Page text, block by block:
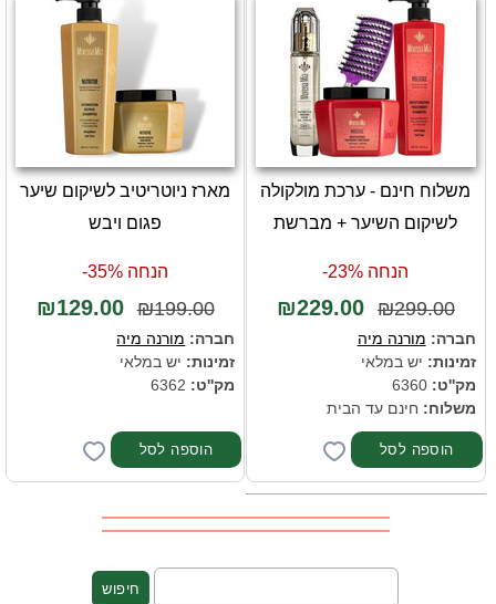
משלוח חינם - ערכת מולקולה
לשיקום השיער + מברשת
הנחה 23%-
₪299.00
₪229.00
חברה: מורנה מיה
זמינות: יש במלאי
מק''ט: 6360
משלוח: חינם עד הבית
מארז ניוטריטיב לשיקום שיער
פגום ויבש
הנחה 35%-
₪199.00
₪129.00
חברה: מורנה מיה
זמינות: יש במלאי
מק''ט: